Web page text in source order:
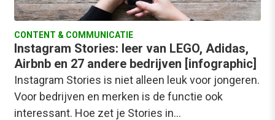
CONTENT & COMMUNICATIE
Instagram Stories: leer van LEGO, Adidas,
Airbnb en 27 andere bedrijven [infographic]
Instagram Stories is niet alleen leuk voor jongeren.
Voor bedrijven en merken is de functie ook
interessant. Hoe zet je Stories in…